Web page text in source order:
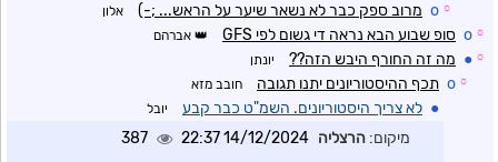
☼
o מרוב ספק כבר לא נשאר שיער על הראש... ;-) אלון
☼
o סופ שבוע הבא נראה די גשום לפי GFS אברהם
☼
● מה זה החורף היבש הזה?? יונתן
☼
o תכף ההיסטוריונים יתנו תגובה חובב מזא
● לא צריך היסטוריונים. השמ"ט כבר קבע יובל
מיקום: הרצליה 14/12/2024 22:37
387